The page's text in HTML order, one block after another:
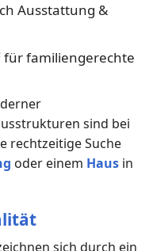
Ausstattung &
für familiengerechte
sind bei
rechtzeitige Suche
oder einem Haus in
sich durch ein